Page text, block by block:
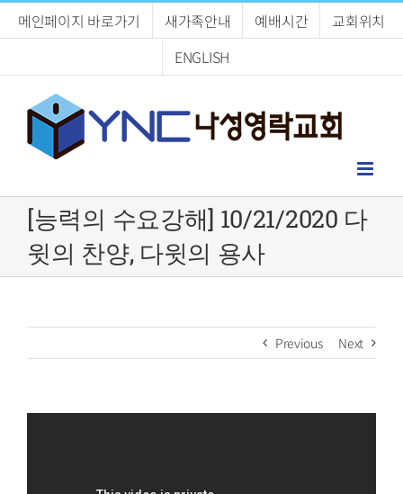
메인페이지 바로가기 새가족안내 예배시간
교회위치
ENGLISH
[능력의 수요강해] 10/21/2020 다
윗의 찬양, 다윗의 용사
Previous Next